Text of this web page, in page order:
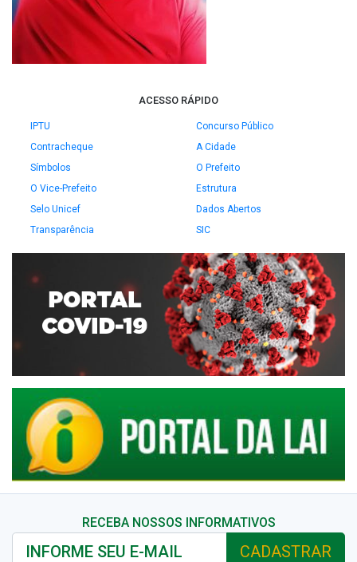
ACESSO RÁPIDO
IPTU
Concurso Público
Contracheque
A Cidade
Símbolos
O Prefeito
O Vice-Prefeito
Estrutura
Selo Unicef
Dados Abertos
Transparência
SIC
RECEBA NOSSOS INFORMATIVOS
CADASTRAR